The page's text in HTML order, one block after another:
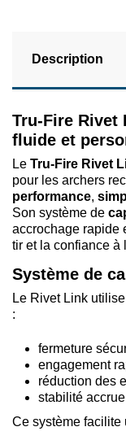
Description
Tru-Fire Rivet
fluide et
Le Tru-Fire Rivet
pour les archers
performance,
Son système de
accrochage rapide
tir et la confiance à
Système de
Le Rivet Link
:
fermeture
engagement
réduction des
stabilité
Ce système facilite